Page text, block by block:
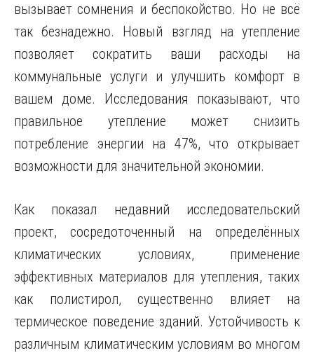
вызывает сомнения и беспокойство. Но не всё
так безнадежно. Новый взгляд на утепление
позволяет сократить ваши расходы на
коммунальные услуги и улучшить комфорт в
вашем доме. Исследования показывают, что
правильное утепление может снизить
потребление энергии на 47%, что открывает
возможности для значительной экономии.
Как показал недавний исследовательский
проект, сосредоточенный на определённых
климатических условиях, применение
эффективных материалов для утепления, таких
как полистирол, существенно влияет на
термическое поведение зданий. Устойчивость к
различным климатическим условиям во многом